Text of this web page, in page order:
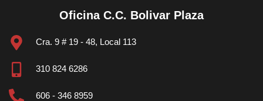
Oficina C.C. Bolivar Plaza
Cra. 9 # 19 - 48, Local 113
310 824 6286
606 - 346 8959